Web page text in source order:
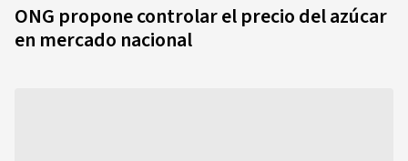
ONG propone controlar el precio del azúcar
en mercado nacional